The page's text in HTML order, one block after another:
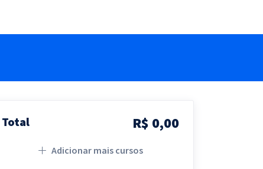
Total R$ 0,00
Adicionar mais cursos